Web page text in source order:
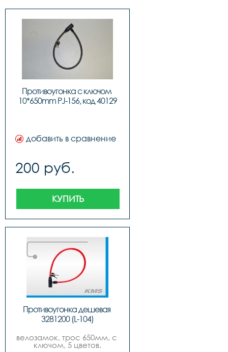
Противоугонка с ключом
10*650mm PJ-156, код 40129
добавить в сравнение
200 руб.
КУПИТЬ
Противоугонка дешевая
3281200 (L-104)
велозамок, трос 650мм, с
ключом, 5 цветов.